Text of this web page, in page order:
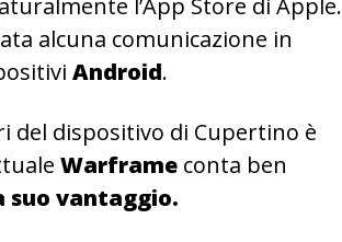
l’App Store di Apple.
alcuna comunicazione in
Android.
del dispositivo di Cupertino è
Warframe conta ben
suo vantaggio.